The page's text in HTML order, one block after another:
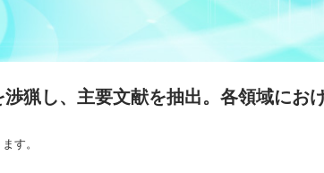
猟し、主要文献を抽出。各領域にお
す。